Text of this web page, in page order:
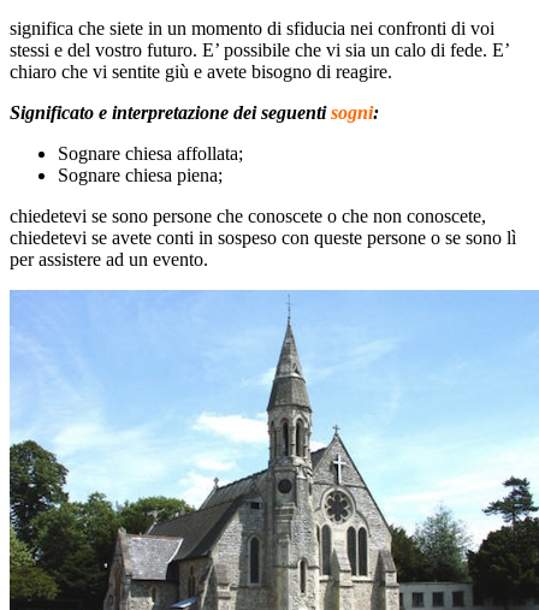
significa che siete in un momento di sfiducia nei confronti di voi
stessi e del vostro futuro. E’ possibile che vi sia un calo di fede. E’
chiaro che vi sentite giù e avete bisogno di reagire.
Significato e interpretazione dei seguentisogni:
Sognare chiesa affollata;
Sognare chiesa piena;
chiedetevi se sono persone che conoscete o che non conoscete,
chiedetevi se avete conti in sospeso con queste persone o se sono lì
per assistere ad un evento.